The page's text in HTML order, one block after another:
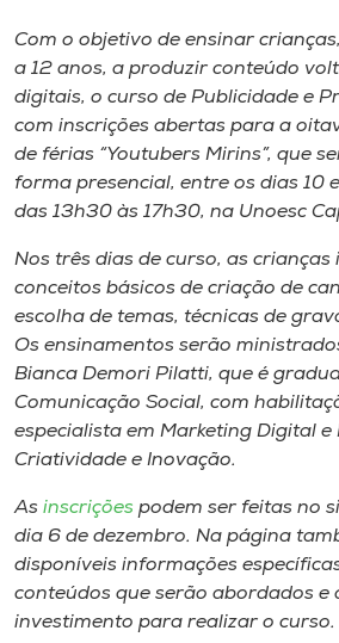
CPA
Biblioteca
Editora
Rádio
Museu
Unoesc
Store
Selecione
o idioma
Com o objetivo de ensinar
a 12 anos, a produzir conteúdo
digitais, o curso de Publicidade e
com inscrições abertas para a
de férias “Youtubers Mirins”, que
forma presencial, entre os dias 10
das 13h30 às 17h30, na Unoesc
Nos três dias de curso, as
conceitos básicos de criação de
escolha de temas, técnicas de
Os ensinamentos serão
Bianca Demori Pilatti, que é
Comunicação Social, com
especialista em Marketing Digital e
Criatividade e Inovação.
As inscrições podem ser feitas no
dia 6 de dezembro. Na página
disponíveis informações
conteúdos que serão abordados e
investimento para realizar o curso.